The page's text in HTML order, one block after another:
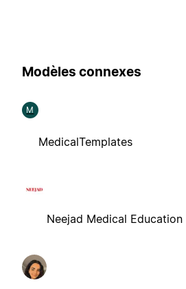
Modèles connexes
M
MedicalTemplates
Neejad Medical Education